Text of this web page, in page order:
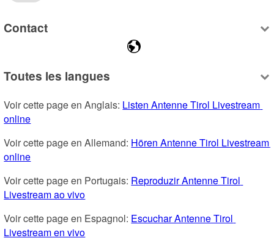
Contact
Toutes les langues
Voir cette page en Anglais: Listen Antenne Tirol Livestream
online
Voir cette page en Allemand: Hören Antenne Tirol Livestream
online
Voir cette page en Portugais: Reproduzir Antenne Tirol
Livestream ao vivo
Voir cette page en Espagnol: Escuchar Antenne Tirol
Livestream en vivo